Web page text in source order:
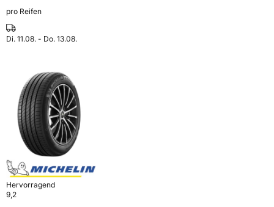
pro Reifen
Di. 11.08. - Do. 13.08.
Hervorragend
9,2